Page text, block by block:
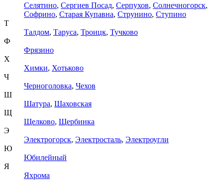
Селятино, Сергиев Посад, Серпухов, Солнечногорск,
Софрино, Старая Купавна, Струнино, Ступино
Т
Талдом, Таруса, Троицк, Тучково
Ф
Фрязино
Х
Химки, Хотьково
Ч
Черноголовка, Чехов
Ш
Шатура, Шаховская
Щ
Щелково, Щербинка
Э
Электрогорск, Электросталь, Электроугли
Ю
Юбилейный
Я
Яхрома